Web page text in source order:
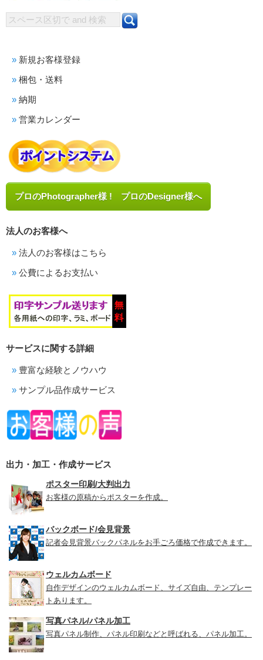
新規お客様登録
梱包・送料
納期
営業カレンダー
プロのPhotographer様 ! プロのDesigner様へ
法人のお客様へ
法人のお客様はこちら
公費によるお支払い
サービスに関する詳細
豊富な経験とノウハウ
サンプル品作成サービス
出力・加工・作成サービス
ポスター印刷/大判出力
お客様の原稿からポスターを作成。
バックボード/会見背景
記者会見背景バックパネルをお手ごろ価格で作成できます。
ウェルカムボード
自作デザインのウェルカムボード、サイズ自由、テンプレー
トあります。
写真パネル/パネル加工
写真パネル制作、パネル印刷などと呼ばれる、パネル加工。